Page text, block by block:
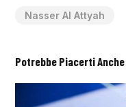
Nasser Al Attyah
Potrebbe Piacerti Anche